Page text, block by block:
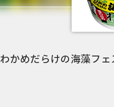
わかめだらけの海藻フ